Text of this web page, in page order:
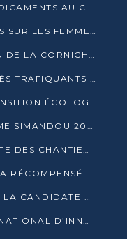
L’OMS REMET 25 TONNES DE MÉDICAMENTS AU CONGO POUR RENFORCER LA RIPOSTE AUX ÉPIDÉMIES
ZLECAF : LE GOUVERNEMENT MIS SUR LES FEMMES ENTREPRENEURES
LA BADEA FINANCE L’EXTENSION DE LA CORNICHE SUD DE BRAZZAVILLE
CUVETTE-OUEST : SEPT PRÉSUMÉS TRAFIQUANTS DE FAUNE INTERPELLÉS À EWO ET KELLÉ
LA SNPC PLAIDE POUR UNE TRANSITION ÉCOLOGIQUE PROGRESSIVE
CONGO-GUINÉE : LE PROGRAMME SIMANDOU 2040 AU CŒUR DES ÉCHANGES À LA BAD
LE CONGO ET LA BADEA EN VISITE DES CHANTIERS
BAD 2026 : MAMADI DOUMBOUYA RÉCOMPENSÉ PAR LE TROPHÉE BABACAR NDIAYE À BRAZZAVILLE
ÉLECTION À L’OIF : COUMBA BA, LA CANDIDATE DISCRÈTE QUI BOUSCULE LE JEU DIPLOMATIQUE
LE CONGO LANCE SON CENTRE NATIONAL D’INNOVATION